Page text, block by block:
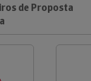
de Proposta